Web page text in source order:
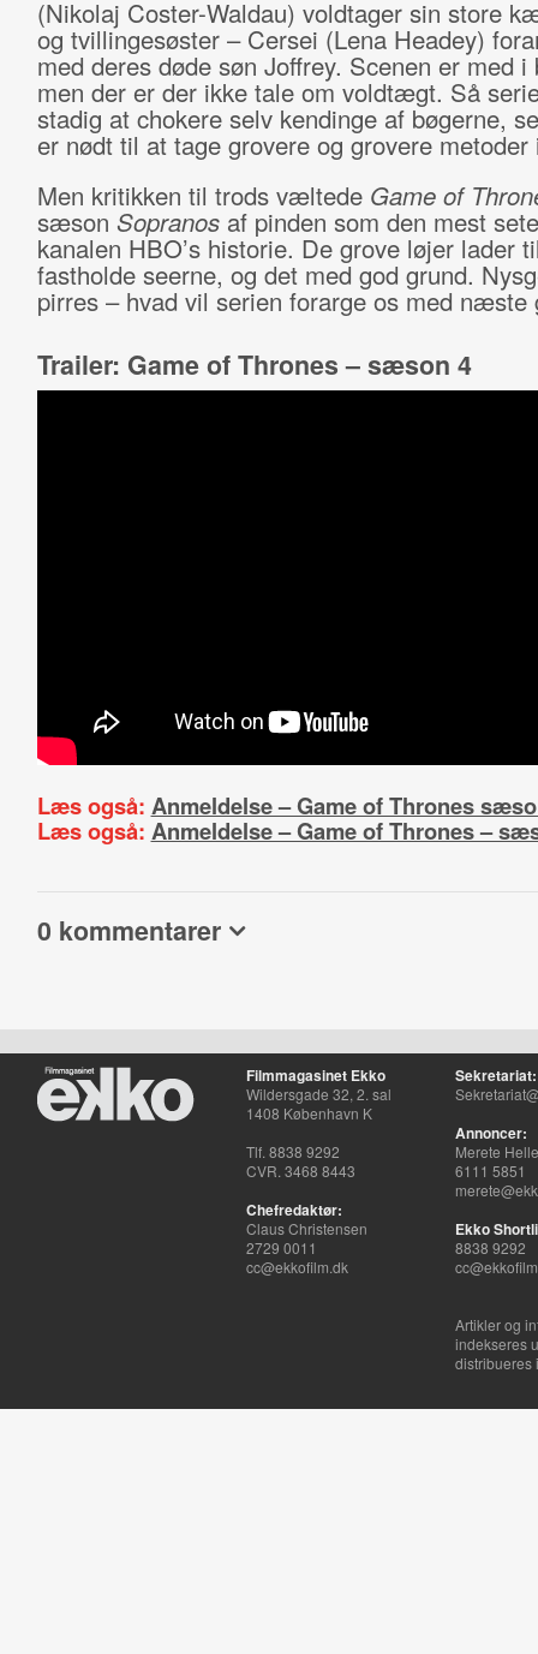
(Nikolaj Coster-Waldau) voldtager sin store
og tvillingesøster – Cersei (Lena Headey)
med deres døde søn Joffrey. Scenen er med i
men der er der ikke tale om voldtægt. Så
stadig at chokere selv kendinge af bøgerne,
er nødt til at tage grovere og grovere metoder
Men kritikken til trods væltede Game of
sæson Sopranos af pinden som den mest
kanalen HBO’s historie. De grove løjer lader
fastholde seerne, og det med god grund.
pirres – hvad vil serien forarge os med næste
Trailer: Game of Thrones – sæson 4
Læs også: Anmeldelse – Game of Thrones
Læs også: Anmeldelse – Game of Thrones –
0 kommentarer
Filmmagasinet Ekko
Wildersgade 32, 2. sal
1408 København K
Tlf. 8838 9292
CVR. 3468 8443
Chefredaktør:
Claus Christensen
2729 0011
cc@ekkofilm.dk
Sekretariat:
Annoncer:
Merete
6111 5851
Ekko
8838 9292
Artikler og
indekseres
distribueres